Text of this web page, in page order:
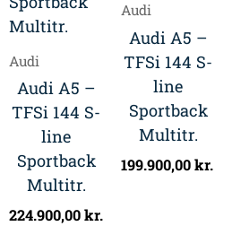
Audi
Audi A5 –
TFSi 144 S-
line
Sportback
Multitr.
224.900,00kr.
Audi
Audi A5 –
TFSi 144 S-
line
Sportback
Multitr.
199.900,00kr.